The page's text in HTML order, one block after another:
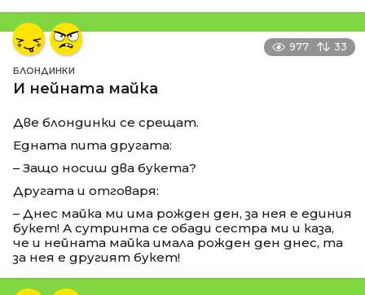
977 33
БЛОНДИНКИ
И нейната майка
Две блондинки се срещат.
Едната пита другата:
– Защо носиш два букета?
Другата и отговаря:
– Днес майка ми има рожден ден, за нея е единия
букет! А сутринта се обади сестра ми и каза,
че и нейната майка имала рожден ден днес, та
за нея е другият букет!